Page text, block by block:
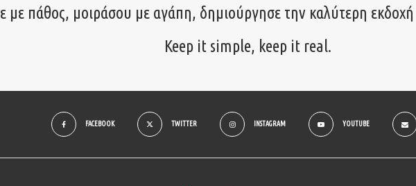
με πάθος, μοιράσου με αγάπη, δημιούργησε την καλύτερη
Keep it simple, keep it real.
FACEBOOK TWITTER INSTAGRAM YOUTUBE